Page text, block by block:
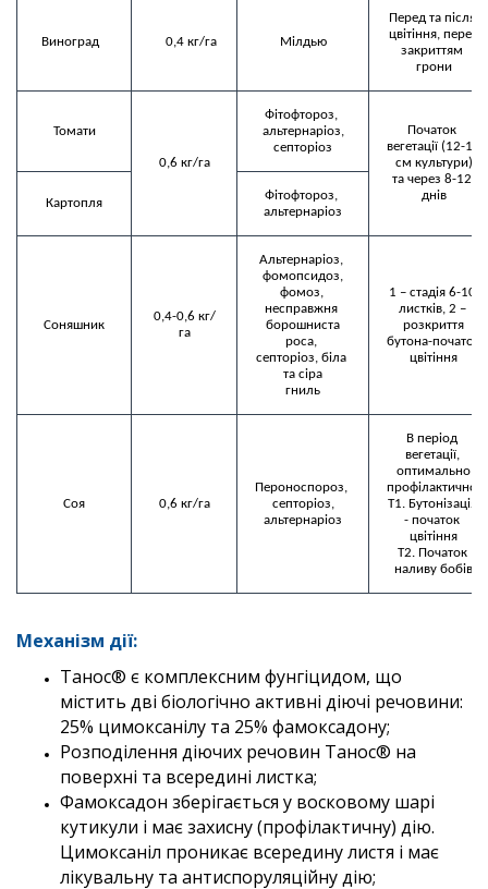
Мілдью
Перед та після
цвітіння, перед
закриттям
грони
Томати
0,6 кг/га
Фітофтороз,
альтернаріоз,
септоріоз
Початок
вегетації (12-15
см культури)
та через 8-12
днів
Картопля
Фітофтороз,
альтернаріоз
Соняшник
0,4-0,6 кг/
га
Альтернаріоз,
фомопсидоз,
фомоз,
несправжня
борошниста
роса,
септоріоз, біла
та сіра
гниль
1 – стадія 6-10
листків, 2 –
розкриття
бутона-початок
цвітіння
Соя 0,6 кг/га
Пероноспороз,
септоріоз,
альтернаріоз
В період
вегетації,
оптимально
профілактично:
Т1. Бутонізація
- початок
цвітіння
Т2. Початок
наливу бобів
Механізм дії:
Танос® є комплексним фунгіцидом, що
містить дві біологічно активні діючі речовини:
25% цимоксанілу та 25% фамоксадону;
Розподілення діючих речовин Танос® на
поверхні та всередині листка;
Фамоксадон зберігається у восковому шарі
кутикули і має захисну (профілактичну) дію.
Цимоксаніл проникає всередину листя і має
лікувальну та антиспоруляційну дію;